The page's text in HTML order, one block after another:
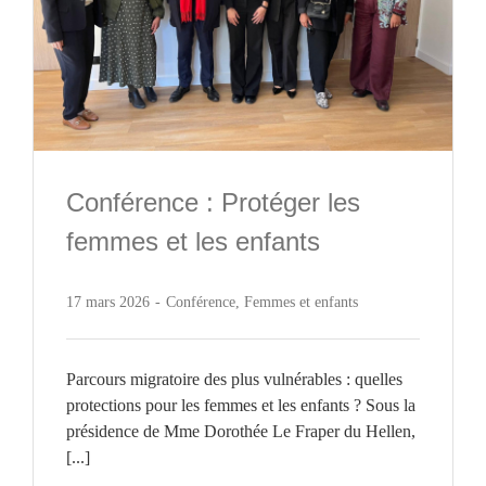
ACTUALITÉS
CONTACT
Conférence : Protéger les
femmes et les enfants
17 mars 2026 - Conférence, Femmes et enfants
Parcours migratoire des plus vulnérables : quelles
protections pour les femmes et les enfants ? Sous la
présidence de Mme Dorothée Le Fraper du Hellen,
[...]